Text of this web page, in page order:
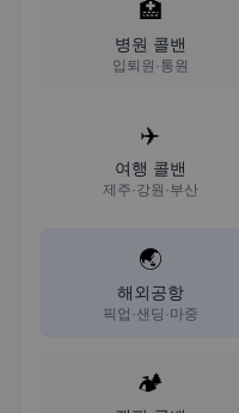
🏥
병원 콜밴
입퇴원·통원
✈️
여행 콜밴
제주·강원·부산
🌏
해외공항
픽업·샌딩·마중
🏕️